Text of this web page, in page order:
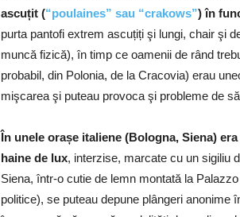
ascuțit (“poulaines” sau “crakows”) în
purta pantofi extrem ascuțiți şi lungi, chair şi
muncă fizică), în timp ce oamenii de rând
probabil, din Polonia, de la Cracovia) erau
mişcarea şi puteau provoca şi probleme de
În unele orașe italiene (Bologna, Siena)
haine de lux, interzise, marcate cu un sigiliu
Siena, într-o cutie de lemn montată la
politice), se puteau depune plângeri